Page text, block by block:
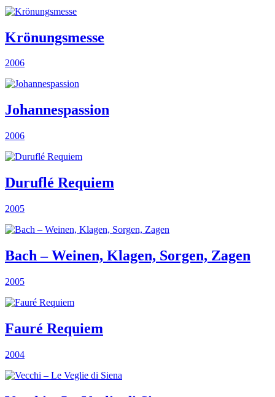
Krönungsmesse
2006
Johannespassion
2006
Duruflé Requiem
2005
Bach – Weinen, Klagen, Sorgen, Zagen
2005
Fauré Requiem
2004